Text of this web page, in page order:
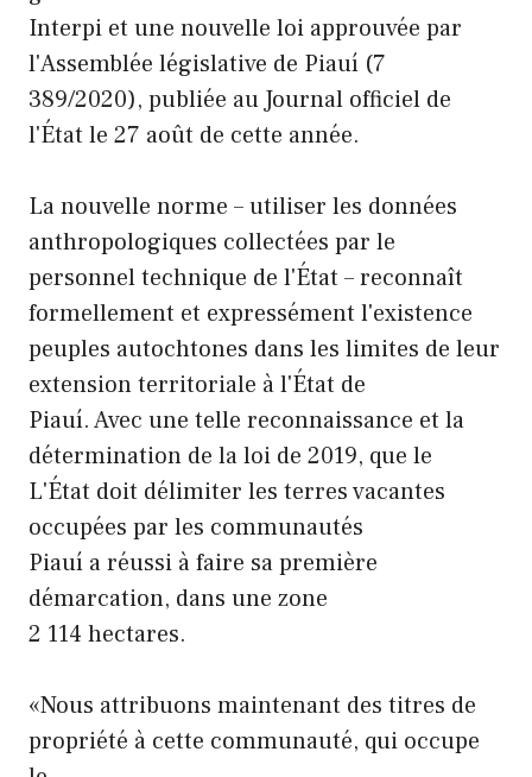
Interpi et une nouvelle loi approuvée par
l'Assemblée législative de Piauí (7
389/2020), publiée au Journal officiel de
l'État le 27 août de cette année.
La nouvelle norme – utiliser les données
anthropologiques collectées par le
personnel technique de l'État – reconnaît
formellement et expressément l'existence
peuples autochtones dans les limites de leur
extension territoriale à l'État de
Piauí. Avec une telle reconnaissance et la
détermination de la loi de 2019, que le
L'État doit délimiter les terres vacantes
occupées par les communautés
Piauí a réussi à faire sa première
démarcation, dans une zone
2 114 hectares.
«Nous attribuons maintenant des titres de
propriété à cette communauté, qui occupe